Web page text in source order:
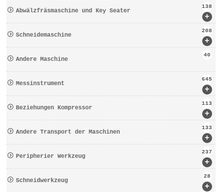
+
Abwälzfräsmaschine und Key Seater
138
+
Schneidemaschine
208
Andere Maschine
40
+
Messinstrument
645
+
Beziehungen Kompressor
113
+
Andere Transport der Maschinen
133
+
Peripherier Werkzeug
237
+
Schneidwerkzeug
28